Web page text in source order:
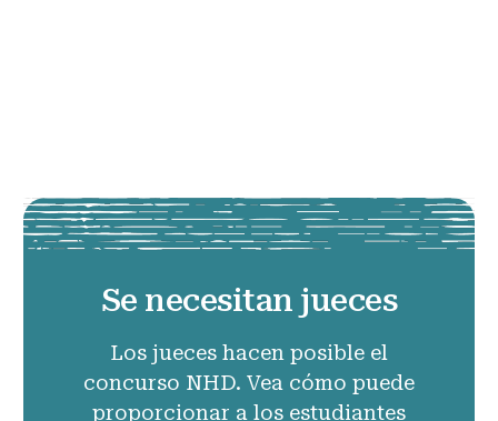
Se necesitan jueces
Los jueces hacen posible el
concurso NHD. Vea cómo puede
proporcionar a los estudiantes